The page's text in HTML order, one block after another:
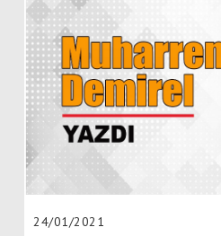
24/01/2021